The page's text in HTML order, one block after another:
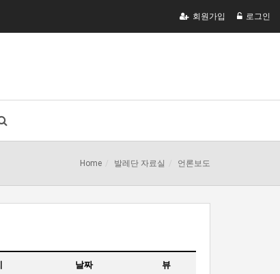
회원가입 로그인
Home 발레단 자료실 언론보도
날짜 뷰